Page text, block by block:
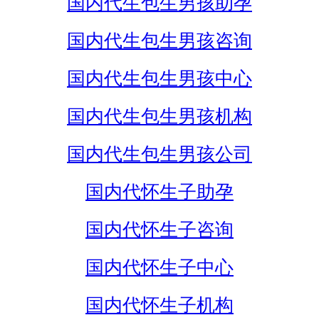
国内代生包生男孩咨询
国内代生包生男孩中心
国内代生包生男孩机构
国内代生包生男孩公司
国内代怀生子助孕
国内代怀生子咨询
国内代怀生子中心
国内代怀生子机构